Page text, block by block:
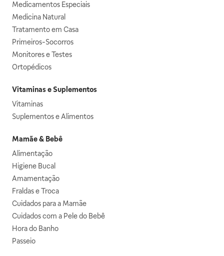
Medicamentos Especiais
Medicina Natural
Tratamento em Casa
Primeiros-Socorros
Monitores e Testes
Ortopédicos
Vitaminas e Suplementos
Vitaminas
Suplementos e Alimentos
Mamãe & Bebê
Alimentação
Higiene Bucal
Amamentação
Fraldas e Troca
Cuidados para a Mamãe
Cuidados com a Pele do Bebê
Hora do Banho
Passeio